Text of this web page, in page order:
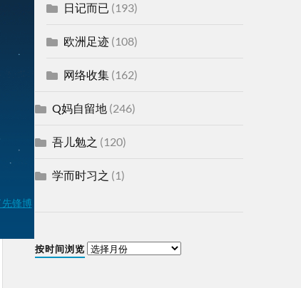
日记而已 (193)
欧洲足迹(108)
网络收集(162)
Q妈自留地(246)
吾儿勉之 (120)
学而时习之 (1)
按时间浏览